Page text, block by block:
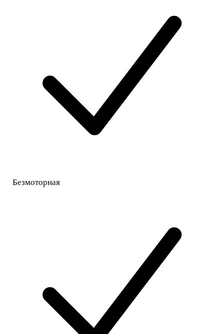
Безмоторная